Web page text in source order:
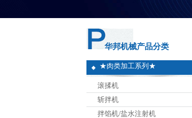
华邦机械产品分类
★肉类加工系列★
滚揉机
斩拌机
拌馅机/盐水注射机